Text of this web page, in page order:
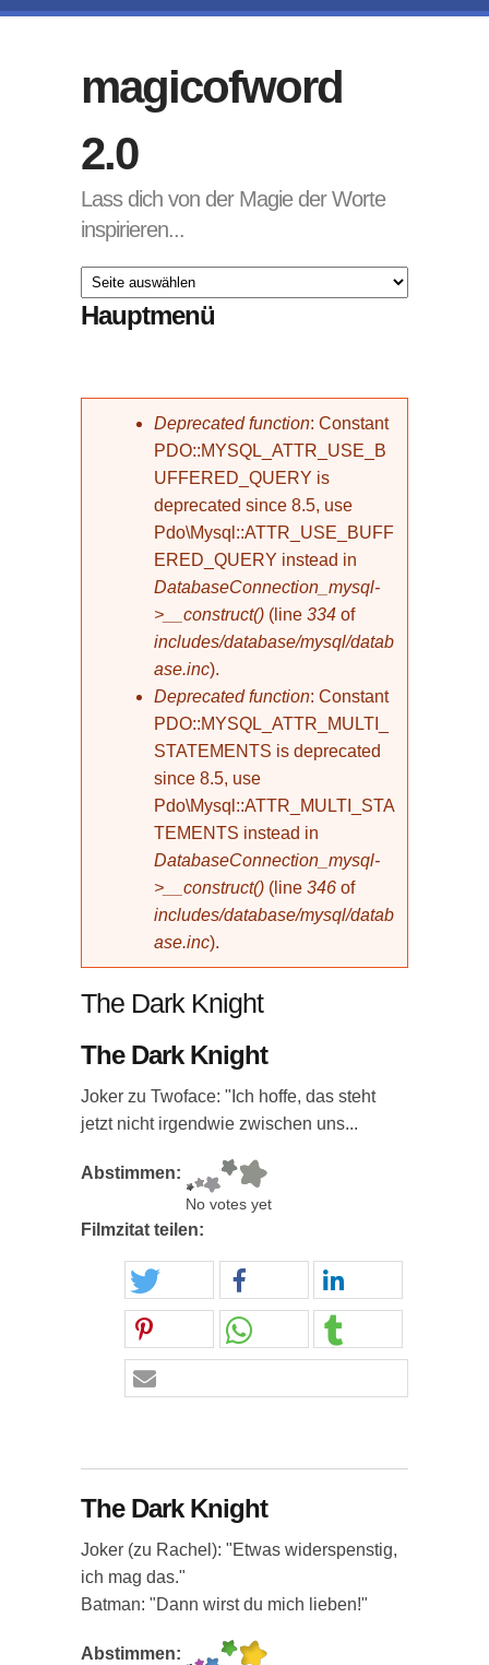
magicofword
2.0
Lass dich von der Magie der Worte
inspirieren...
Hauptmenü
Fehlermeldung
Deprecated function: Constant
PDO::MYSQL_ATTR_USE_B
UFFERED_QUERY is
deprecated since 8.5, use
Pdo\Mysql::ATTR_USE_BUFF
ERED_QUERY instead in
DatabaseConnection_mysql-
>__construct() (line 334 of
includes/database/mysql/datab
ase.inc).
Deprecated function: Constant
PDO::MYSQL_ATTR_MULTI_
STATEMENTS is deprecated
since 8.5, use
Pdo\Mysql::ATTR_MULTI_STA
TEMENTS instead in
DatabaseConnection_mysql-
>__construct() (line 346 of
includes/database/mysql/datab
ase.inc).
The Dark Knight
The Dark Knight
Joker zu Twoface: "Ich hoffe, das steht
jetzt nicht irgendwie zwischen uns...
Abstimmen:
No votes yet
Filmzitat teilen:
The Dark Knight
Joker (zu Rachel): "Etwas widerspenstig,
ich mag das."
Batman: "Dann wirst du mich lieben!"
Abstimmen: